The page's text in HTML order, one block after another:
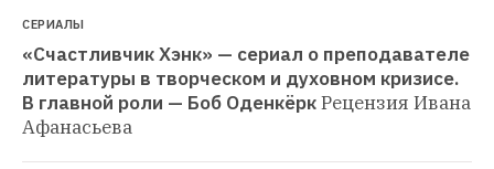
СЕРИАЛЫ
«Счастливчик Хэнк» — сериал о преподавателе
литературы в творческом и духовном кризисе.
В главной роли — Боб ОденкёркРецензия Ивана
Афанасьева